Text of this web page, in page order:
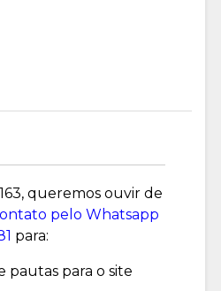
queremos ouvir de
pelo Whatsapp
para:
pautas para o site